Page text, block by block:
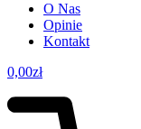
O Nas
Opinie
Kontakt
0,00zł